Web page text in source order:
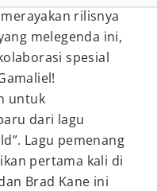
rilisnya
melegenda ini,
spesial
untuk
dari lagu
Lagu pemenang
pertama kali di
Brad Kane ini